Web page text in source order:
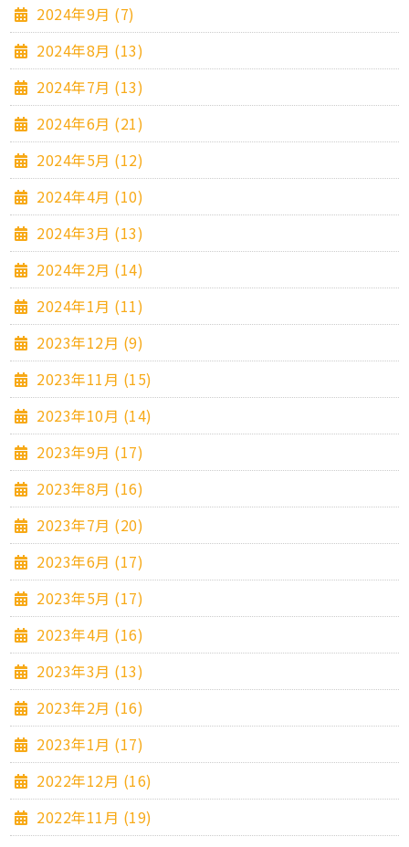
2024年9月 (7)
2024年8月 (13)
2024年7月 (13)
2024年6月 (21)
2024年5月 (12)
2024年4月 (10)
2024年3月 (13)
2024年2月 (14)
2024年1月 (11)
2023年12月 (9)
2023年11月 (15)
2023年10月 (14)
2023年9月 (17)
2023年8月 (16)
2023年7月 (20)
2023年6月 (17)
2023年5月 (17)
2023年4月 (16)
2023年3月 (13)
2023年2月 (16)
2023年1月 (17)
2022年12月 (16)
2022年11月 (19)